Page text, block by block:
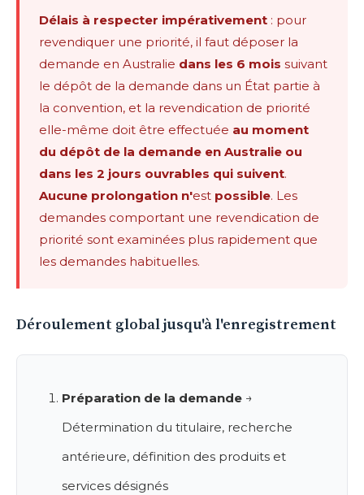
Délais à respecter impérativement : pour
revendiquer une priorité, il faut déposer la
demande en Australie dans les 6 mois suivant
le dépôt de la demande dans un État partie à
la convention, et la revendication de priorité
elle-même doit être effectuée au moment
du dépôt de la demande en Australie ou
dans les 2 jours ouvrables qui suivent.
Aucune prolongation n'est possible. Les
demandes comportant une revendication de
priorité sont examinées plus rapidement que
les demandes habituelles.
Déroulement global jusqu'à l'enregistrement
Préparation de la demande →
Détermination du titulaire, recherche
antérieure, définition des produits et
services désignés